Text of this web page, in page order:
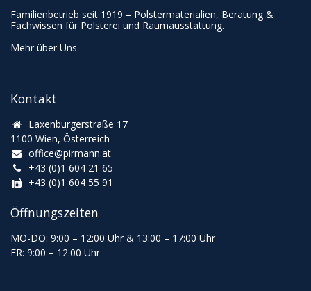
Kontakt
Laxenburgerstraße 17
1100 Wien, Österreich
office@pirmann.at
+43 (0)1 604 21 65
+43 (0)1 604 55 91
Öffnungszeiten
MO-DO: 9:00 – 12:00 Uhr & 13:00 – 17:00 Uhr
FR: 9:00 – 12.00 Uhr
Familienbetrieb seit 1919 – Polstermaterialien, Beratung &
Fachwissen für Polsterei und Raumausstattung.
Mehr über Uns